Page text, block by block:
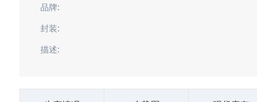
品牌:
封装:
描述: